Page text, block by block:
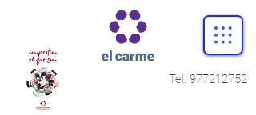
Tel. 977212752